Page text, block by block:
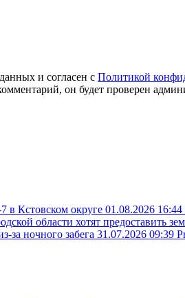
и согласен с Политикой
он будет проверен
в Кстовском округе 01.08.2026 16:44
области хотят предоставить
за ночного забега 31.07.2026 09:39